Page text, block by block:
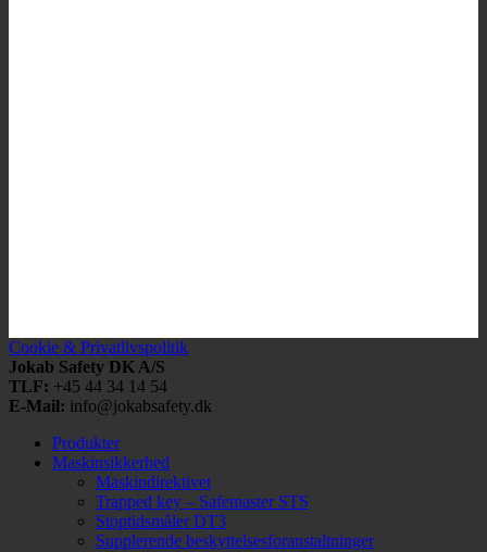
Cookie & Privatlivspolitik
Jokab Safety DK A/S
TLF: +45 44 34 14 54
E-Mail: info@jokabsafety.dk
Produkter
Maskinsikkerhed
Maskindirektivet
Trapped key – Safemaster STS
Stoptidsmåler DT3
Supplerende beskyttelsesforanstaltninger